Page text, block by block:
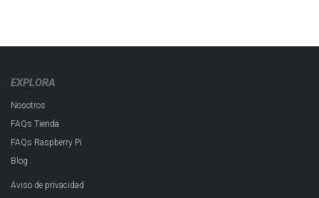
EXPLORA
Nosotros
FAQs Tienda
FAQs Raspberry Pi
Blog
Aviso de privacidad